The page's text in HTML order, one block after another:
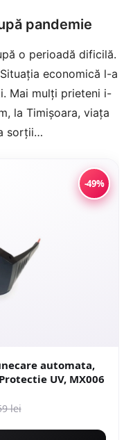
pandemie
o perioadă dificilă.
economică l-a
Mai mulți prieteni i-
la Timișoara, viața
sorții…
-49%
automata,
UV, MX006
lei